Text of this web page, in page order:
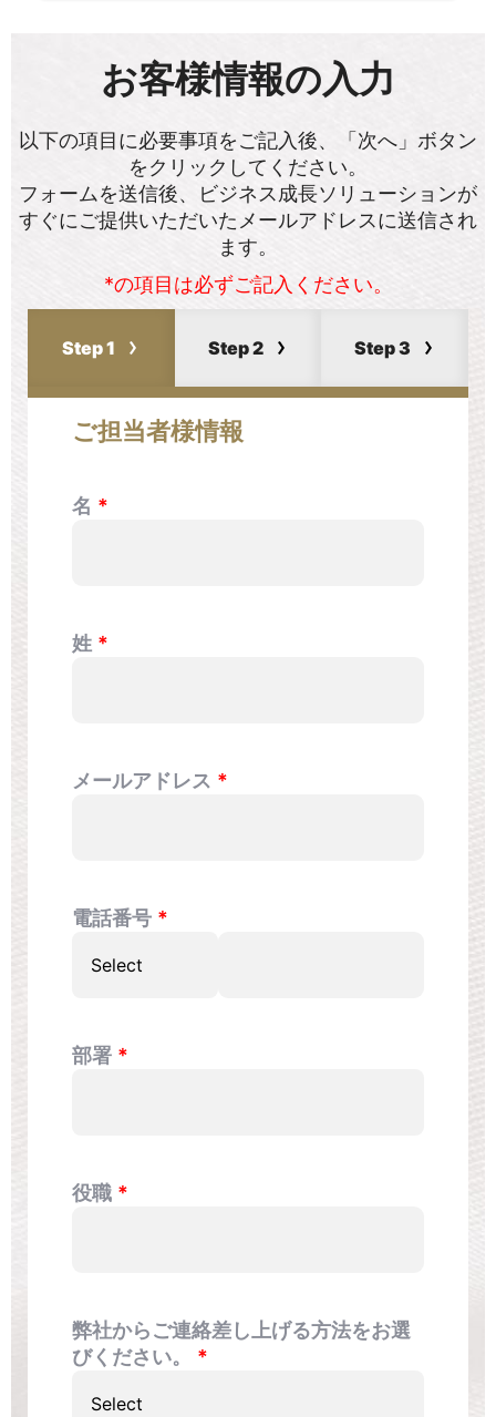
お客様情報の入力
以下の項目に必要事項をご記入後、「次へ」ボタン
をクリックしてください。
フォームを送信後、ビジネス成長ソリューションが
すぐにご提供いただいたメールアドレスに送信され
ます。
*の項目は必ずご記入ください。
Step 1 Step 2 Step 3
ご担当者様情報
名
姓
メールアドレス
電話番号
部署
役職
弊社からご連絡差し上げる方法をお選
びください。